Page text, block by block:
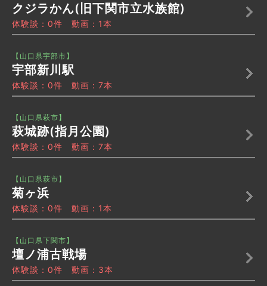
クジラかん(旧下関市立水族館)
体験談：0件 動画：1本
【山口県宇部市】
宇部新川駅
体験談：0件 動画：7本
【山口県萩市】
萩城跡(指月公園)
体験談：0件 動画：7本
【山口県萩市】
菊ヶ浜
体験談：0件 動画：1本
【山口県下関市】
壇ノ浦古戦場
体験談：0件 動画：3本